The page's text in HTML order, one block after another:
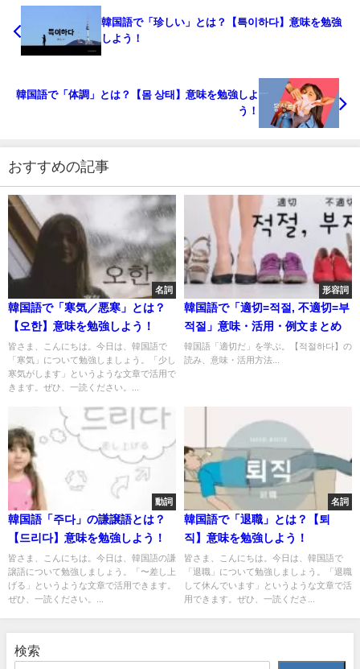
韓国語で「珍しい」とは？【특이하다】意味を勉強
しよう！
韓国語で「体調」とは？【몸 상태】意味を勉強しよ
う！
おすすめの記事
名詞
韓国語で「寒気／悪寒」とは？
【오한】意味を勉強しよう！
皆さま、こんにちは。今日は、韓国語で
「寒気」について勉強しましょう。「少し
寒気がします」というような文章で活用で
きます。ぜひ、一読ください。...
形容詞
韓国語で「適切=적절, 不適切=부
적절」意味・活用・例文まとめ
韓国語「適切だ」を学ぶ。【적절하다】の
読み、意味・活用方法...
動詞
韓国語「주다」の謙譲語とは？
【드리다】意味を勉強しよう！
皆さま、こんにちは。今日は、韓国語の謙
譲語について勉強しましょう。「〜差し上
げる」というような文章で活用できます。
ぜひ、一読ください。...
名詞
韓国語で「退職」とは？【퇴
직】意味を勉強しよう！
皆さま、こんにちは。今日は、韓国語で
「退職」について勉強しましょう。「退職
して休んでいます」というような文章で活
用できます。ぜひ、一読くださ...
検索